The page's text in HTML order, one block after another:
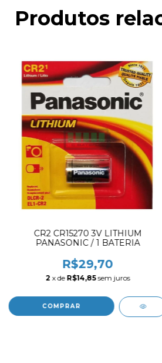
Produtos
CR2 CR15270 3V LITHIUM
PANASONIC / 1 BATERIA
R$29,70
2 x de R$14,85 sem juros